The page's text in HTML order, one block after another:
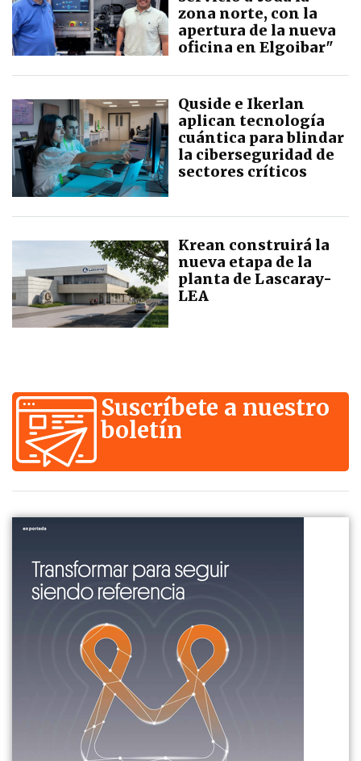
zona norte, con la
apertura de la nueva
oficina en Elgoibar"
Quside e Ikerlan
aplican tecnología
cuántica para blindar
la ciberseguridad de
sectores críticos
Krean construirá la
nueva etapa de la
planta de Lascaray-
LEA
Suscríbete a nuestro
boletín